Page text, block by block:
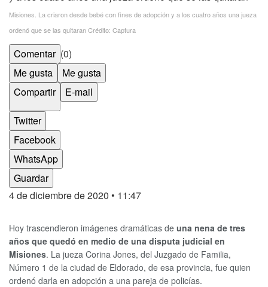
Misiones. La criaron desde bebé con fines de adopción y a los cuatro años una jueza
ordenó que se las quitaranCrédito: Captura
Comentar (0)
Me gusta
Me gusta
Compartir
E-mail
Twitter
Facebook
WhatsApp
Guardar
4 de diciembre de 2020 • 11:47
Hoy trascendieron imágenes dramáticas de una nena de tres
años que quedó en medio de una disputa judicial en
Misiones. La jueza Corina Jones, del Juzgado de Familia,
Número 1 de la ciudad de Eldorado, de esa provincia, fue quien
ordenó darla en adopción a una pareja de policías.